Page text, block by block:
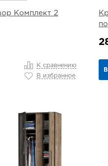
Комплект 2
К сравнению
В избранное